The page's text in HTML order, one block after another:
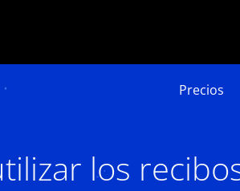
Precios
los